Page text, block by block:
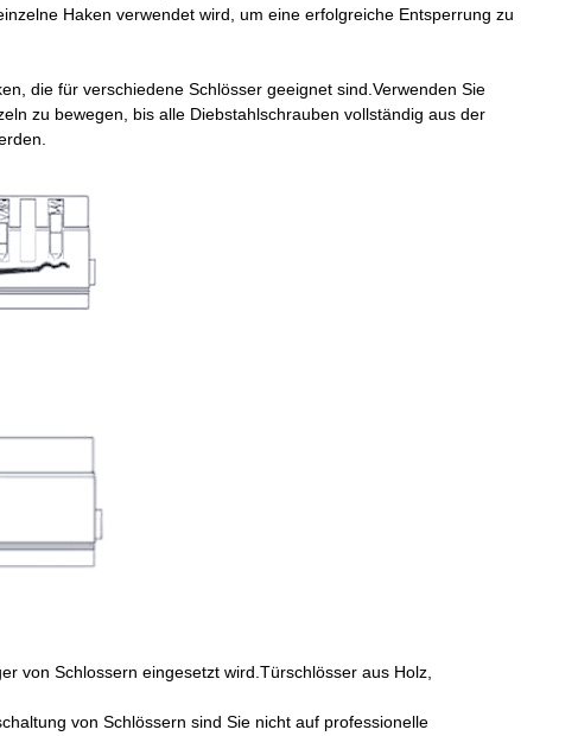
Haken verwendet wird, um eine erfolgreiche Entsperrung zu
die für verschiedene Schlösser geeignet sind.Verwenden Sie
zu bewegen, bis alle Diebstahlschrauben vollständig aus der
von Schlossern eingesetzt wird.Türschlösser aus Holz,
von Schlössern sind Sie nicht auf professionelle